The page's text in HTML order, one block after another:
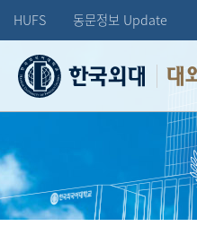
HUFS 동문정보 Update
대